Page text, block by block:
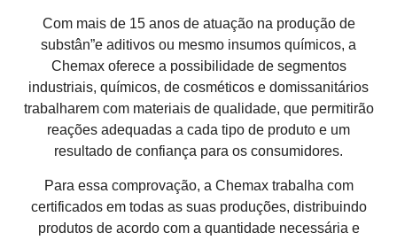
Com mais de 15 anos de atuação na produção de
substân”e aditivos ou mesmo insumos químicos, a
Chemax oferece a possibilidade de segmentos
industriais, químicos, de cosméticos e domissanitários
trabalharem com materiais de qualidade, que permitirão
reações adequadas a cada tipo de produto e um
resultado de confiança para os consumidores.
Para essa comprovação, a Chemax trabalha com
certificados em todas as suas produções, distribuindo
produtos de acordo com a quantidade necessária e